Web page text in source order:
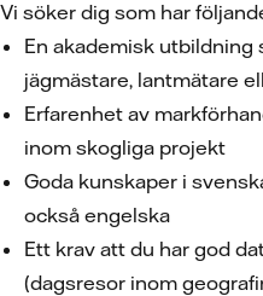
Vi söker dig som har
En akademisk utbildning
jägmästare, lantmätare
Erfarenhet av
inom skogliga projekt
Goda kunskaper i
också engelska
Ett krav att du har god
(dagsresor inom